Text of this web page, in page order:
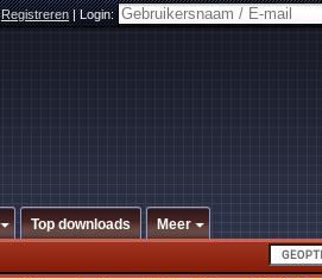
Registreren|Login:
Top downloads Meer